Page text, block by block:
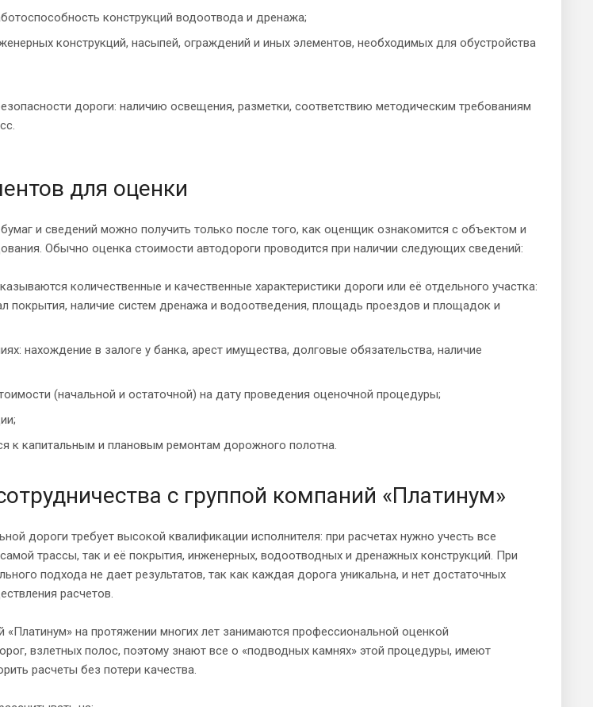
конструкций водоотвода и дренажа;
конструкций, насыпей, ограждений и иных элементов, необходимых для обустройства
дороги: наличию освещения, разметки, соответствию методическим требованиям
для оценки
и сведений можно получить только после того, как оценщик ознакомится с объектом и
Обычно оценка стоимости автодороги проводится при наличии следующих сведений:
количественные и качественные характеристики дороги или её отдельного участка:
покрытия, наличие систем дренажа и водоотведения, площадь проездов и площадок и
нахождение в залоге у банка, арест имущества, долговые обязательства, наличие
(начальной и остаточной) на дату проведения оценочной процедуры;
к капитальным и плановым ремонтам дорожного полотна.
с группой компаний «Платинум»
дороги требует высокой квалификации исполнителя: при расчетах нужно учесть все
трассы, так и её покрытия, инженерных, водоотводных и дренажных конструкций. При
подхода не дает результатов, так как каждая дорога уникальна, и нет достаточных
расчетов.
«Платинум» на протяжении многих лет занимаются профессиональной оценкой
взлетных полос, поэтому знают все о «подводных камнях» этой процедуры, имеют
расчеты без потери качества.